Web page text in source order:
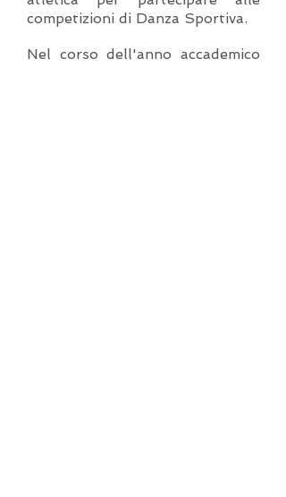
competizioni di Danza Sportiva.
Nel corso dell'anno accademico